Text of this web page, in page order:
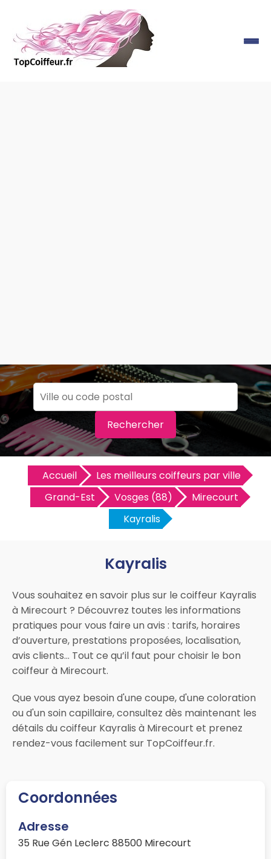
Rechercher
Accueil
Les meilleurs coiffeurs par ville
Grand-Est
Vosges (88)
Mirecourt
Kayralis
Kayralis
Vous souhaitez en savoir plus sur le coiffeur Kayralis
à Mirecourt ? Découvrez toutes les informations
pratiques pour vous faire un avis : tarifs, horaires
d’ouverture, prestations proposées, localisation,
avis clients… Tout ce qu’il faut pour choisir le bon
coiffeur à Mirecourt.
Que vous ayez besoin d'une coupe, d'une coloration
ou d'un soin capillaire, consultez dès maintenant les
détails du coiffeur Kayralis à Mirecourt et prenez
rendez-vous facilement sur TopCoiffeur.fr.
Coordonnées
Adresse
35 Rue Gén Leclerc 88500 Mirecourt